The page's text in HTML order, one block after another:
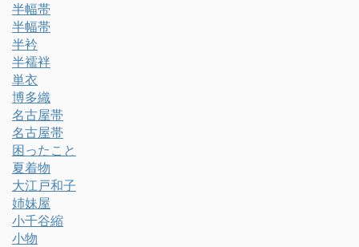
半幅帯
半幅帯
半衿
半襦袢
単衣
博多織
名古屋帯
名古屋帯
困ったこと
夏着物
大江戸和子
姉妹屋
小千谷縮
小物